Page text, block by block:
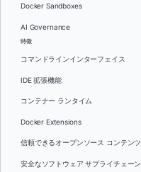
Docker Sandboxes
AI Governance
特徴
コマンドラインインターフェイス
IDE 拡張機能
コンテナー ランタイム
Docker Extensions
信頼できるオープンソース コンテンツ
安全なソフトウェア サプライチェーン